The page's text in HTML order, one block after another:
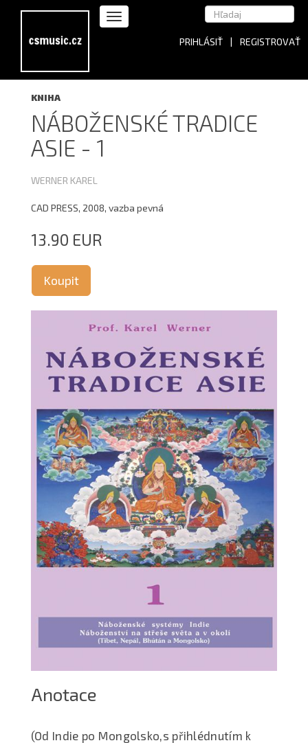
PRIHLÁSIŤ | REGISTROVAŤ
KNIHA
NÁBOŽENSKÉ TRADICE
ASIE - 1
WERNER KAREL
CAD PRESS, 2008, vazba pevná
13.90 EUR
Koupit
Anotace
(Od Indie po Mongolsko,s přihlédnutím k